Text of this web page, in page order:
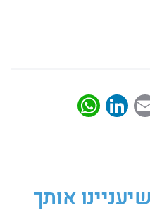
Email
LinkedIn
שיעניינו אותך